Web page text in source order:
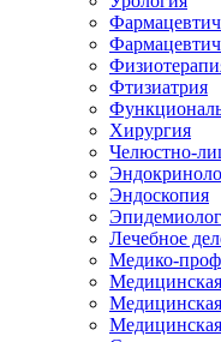
Фтизиатрия
Хирургия
Челюстно-
Эндоскопия
Лечебное
Медико-